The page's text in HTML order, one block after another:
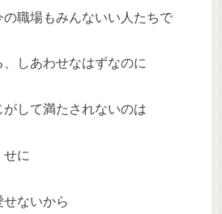
職場もみんないい人たちで
しあわせなはずなのに
して満たされないのは
せに
せないから